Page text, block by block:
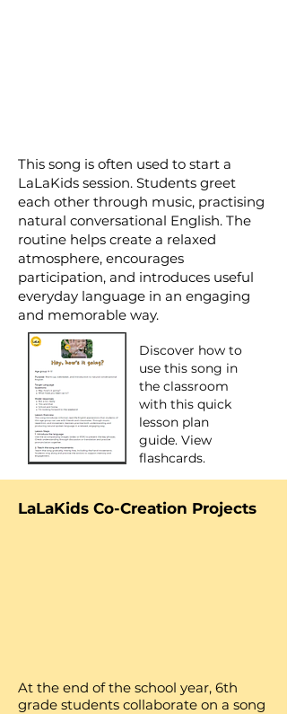
This song is often used to start a
LaLaKids session. Students greet
each other through music, practising
natural conversational English. The
routine helps create a relaxed
atmosphere, encourages
participation, and introduces useful
everyday language in an engaging
and memorable way.
Discover how to
use this song in
the classroom
with this quick
lesson plan
guide. View
flashcards.
LaLaKids Co-Creation Projects
At the end of the school year, 6th
grade students collaborate on a song